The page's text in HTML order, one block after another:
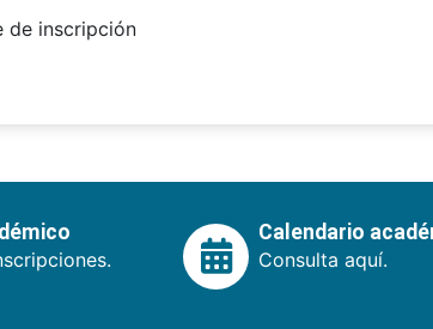
de inscripción
Calendario
Consulta aquí.